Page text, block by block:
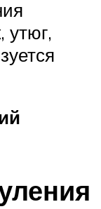
утюг,